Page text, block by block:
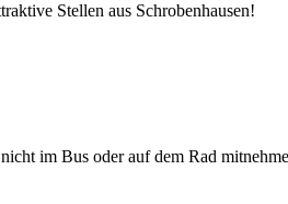
Stellen aus Schrobenhausen!
im Bus oder auf dem Rad